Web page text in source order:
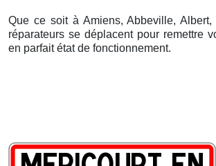
Que ce soit à Amiens, Abbeville,
réparateurs se déplacent pour remettre
en parfait état de fonctionnement.